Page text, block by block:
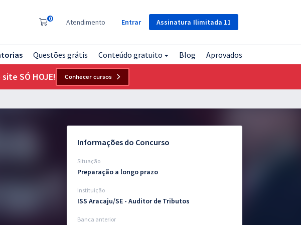
Assinatura Ilimitada 11
0 Atendimento Entrar
Questões grátis Conteúdo gratuito Blog Aprovados
SÓ HOJE! Conhecer cursos
Informações do Concurso
Situação
Preparação a longo prazo
Instituição
ISS Aracaju/SE - Auditor de Tributos
Banca anterior